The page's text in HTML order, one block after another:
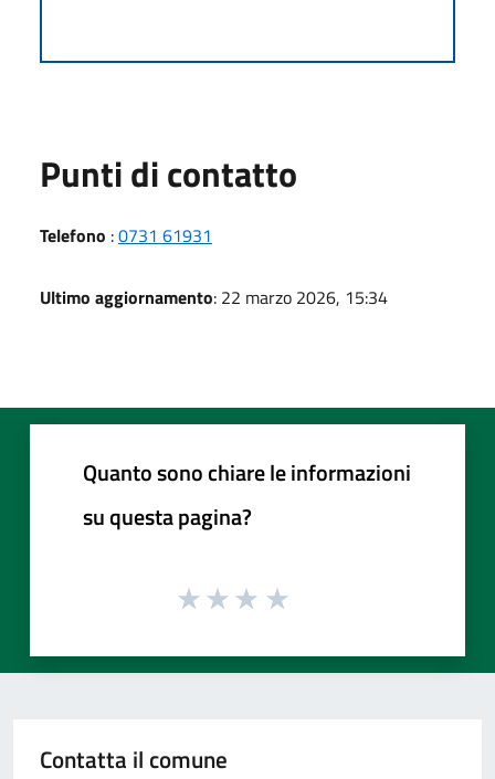
Punti di contatto
Telefono :0731 61931
Ultimo aggiornamento: 22 marzo 2026, 15:34
Quanto sono chiare le informazioni
su questa pagina?
Contatta il comune